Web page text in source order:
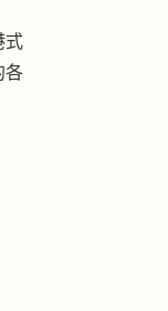
式
各